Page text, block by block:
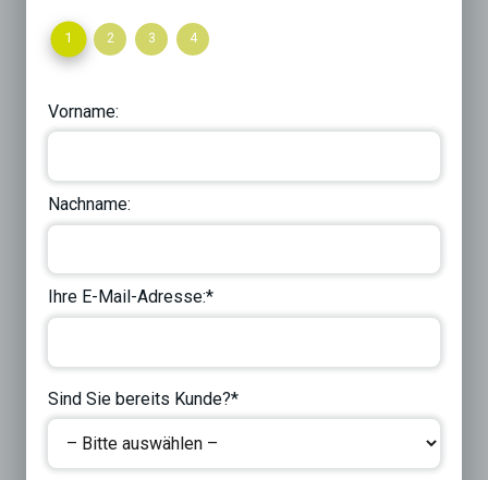
1 2 3 4
Vorname:
Nachname:
Ihre E-Mail-Adresse:*
Sind Sie bereits Kunde?*